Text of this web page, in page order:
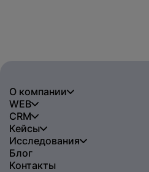
О компании
WEB
CRM
Кейсы
Исследования
Блог
Контакты